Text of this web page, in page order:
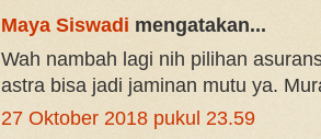
Maya Siswadi mengatakan...
Wah nambah lagi nih pilihan
astra bisa jadi jaminan mutu ya.
27 Oktober 2018 pukul 23.59